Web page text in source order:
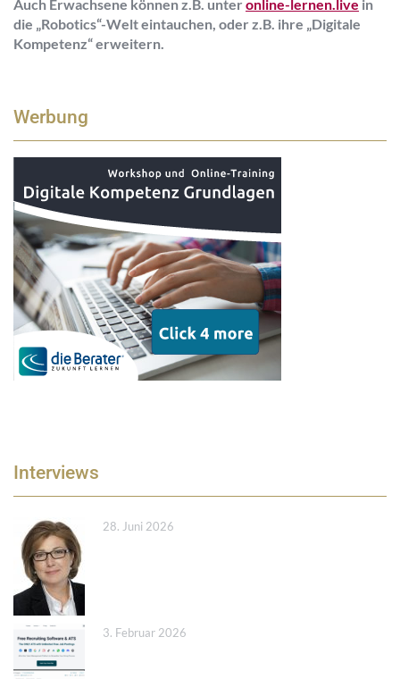
Auch Erwachsene können z.B. unter online-lernen.live in
die „Robotics“-Welt eintauchen, oder z.B. ihre „Digitale
Kompetenz“ erweitern.
Werbung
Interviews
28. Juni 2026
3. Februar 2026